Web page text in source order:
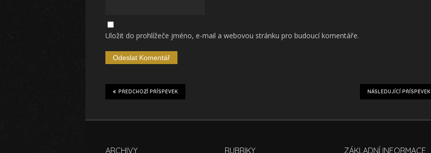
Uložit do prohlížeče jméno, e-mail a webovou stránku pro budoucí komentáře.
NÁSLEDUJÍCÍ PŘÍSPĚVEK
PŘEDCHOZÍ PŘÍSPĚVEK
ARCHIVY RUBRIKY ZÁKLADNÍ INFORMACE